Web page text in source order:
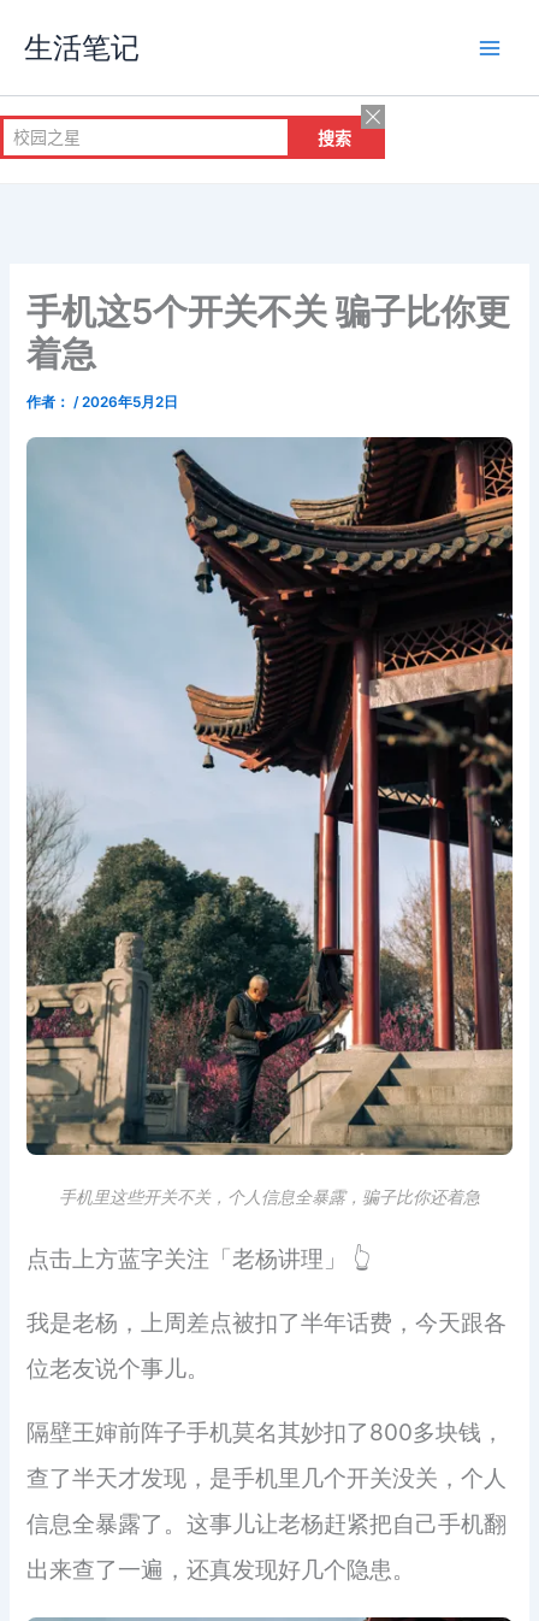
容
生活笔记
手机这5个开关不关 骗子比你更
着急
作者： /2026年5月2日
手机里这些开关不关，个人信息全暴露，骗子比你还着急
点击上方蓝字关注「老杨讲理」 👆
我是老杨，上周差点被扣了半年话费，今天跟各
位老友说个事儿。
隔壁王婶前阵子手机莫名其妙扣了800多块钱，
查了半天才发现，是手机里几个开关没关，个人
信息全暴露了。这事儿让老杨赶紧把自己手机翻
出来查了一遍，还真发现好几个隐患。